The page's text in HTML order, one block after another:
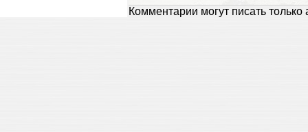
Комментарии могут писать